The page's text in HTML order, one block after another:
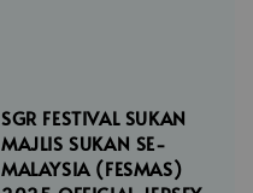
SGR FESTIVAL SUKAN
MAJLIS SUKAN SE-
MALAYSIA (FESMAS)